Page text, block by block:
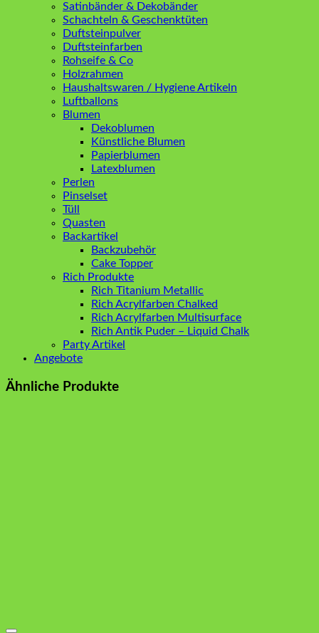
Satinbänder & Dekobänder
Schachteln & Geschenktüten
Duftsteinpulver
Duftsteinfarben
Rohseife & Co
Holzrahmen
Haushaltswaren / Hygiene Artikeln
Luftballons
Blumen
Dekoblumen
Künstliche Blumen
Papierblumen
Latexblumen
Perlen
Pinselset
Tüll
Quasten
Backartikel
Backzubehör
Cake Topper
Rich Produkte
Rich Titanium Metallic
Rich Acrylfarben Chalked
Rich Acrylfarben Multisurface
Rich Antik Puder – Liquid Chalk
Party Artikel
Angebote
Ähnliche Produkte